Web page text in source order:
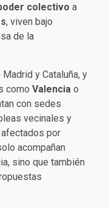
colectivo a
, viven bajo
de la
Madrid y Cataluña, y
como Valencia o
con sedes
vecinales y
por
acompañan
sino que también